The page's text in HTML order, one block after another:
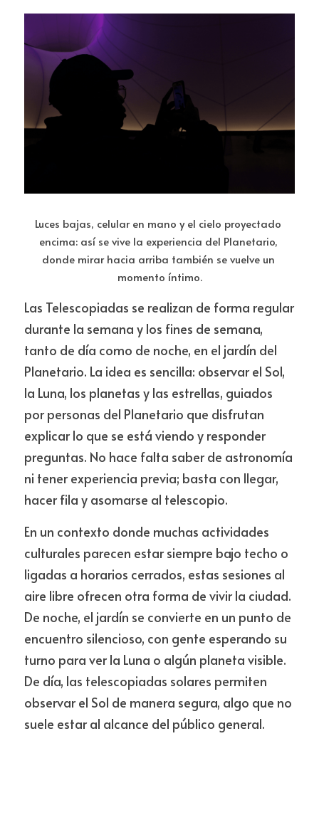
Luces bajas, celular en mano y el cielo proyectado
encima: así se vive la experiencia del Planetario,
donde mirar hacia arriba también se vuelve un
momento íntimo.
Las Telescopiadas se realizan de forma regular
durante la semana y los fines de semana,
tanto de día como de noche, en el jardín del
Planetario. La idea es sencilla: observar el Sol,
la Luna, los planetas y las estrellas, guiados
por personas del Planetario que disfrutan
explicar lo que se está viendo y responder
preguntas. No hace falta saber de astronomía
ni tener experiencia previa; basta con llegar,
hacer fila y asomarse al telescopio.
En un contexto donde muchas actividades
culturales parecen estar siempre bajo techo o
ligadas a horarios cerrados, estas sesiones al
aire libre ofrecen otra forma de vivir la ciudad.
De noche, el jardín se convierte en un punto de
encuentro silencioso, con gente esperando su
turno para ver la Luna o algún planeta visible.
De día, las telescopiadas solares permiten
observar el Sol de manera segura, algo que no
suele estar al alcance del público general.